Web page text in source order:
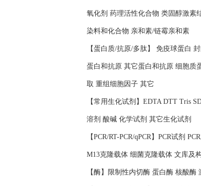
氧化剂 药理活性化合物 类固醇激素
染料和化合物 亲和素/链霉亲和素
【蛋白质/抗原/多肽】 免疫球蛋白
蛋白和抗原 其它蛋白和抗原 细胞质
取 重组细胞因子 其它
【常用生化试剂】EDTA DTT Tris
溶剂 酸碱 化学试剂 其它生化试剂
【PCR/RT-PCR/qPCR】PCR试剂
M13克隆载体 细菌克隆载体 文库及
【酶】限制性内切酶 蛋白酶 核酸酶